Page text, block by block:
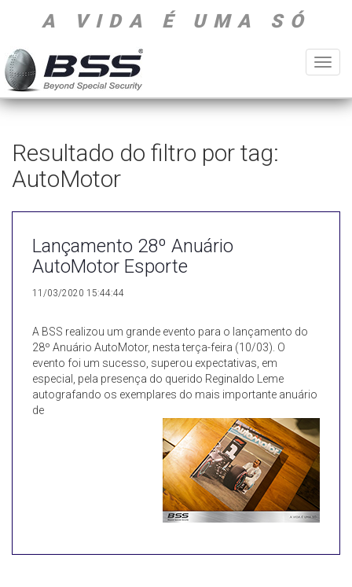
A VIDA É UMA SÓ
Resultado do filtro por tag:
AutoMotor
Lançamento 28º Anuário
AutoMotor Esporte
11/03/2020 15:44:44
A BSS realizou um grande evento para o lançamento do
28º Anuário AutoMotor, nesta terça-feira (10/03). O
evento foi um sucesso, superou expectativas, em
especial, pela presença do querido Reginaldo Leme
autografando os exemplares do mais importante anuário
de